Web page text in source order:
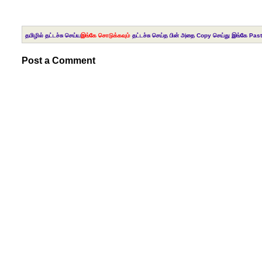
தமிழில் தட்டச்சு செய்யஇங்கே சொடுக்கவும் தட்டச்சு செய்த பின் அதை Copy செய்து இங்கே
Post a Comment